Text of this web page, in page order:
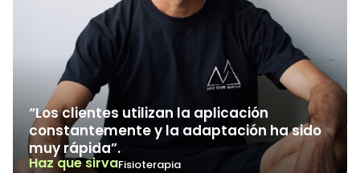
“Los clientes utilizan la aplicación
constantemente y la adaptación ha sido
muy rápida”.
Haz que sirvaFisioterapia